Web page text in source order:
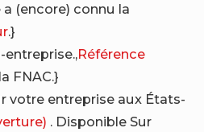
(encore) connu la
.}
entreprise.,Référence
FNAC.}
votre entreprise aux États-
. Disponible Sur